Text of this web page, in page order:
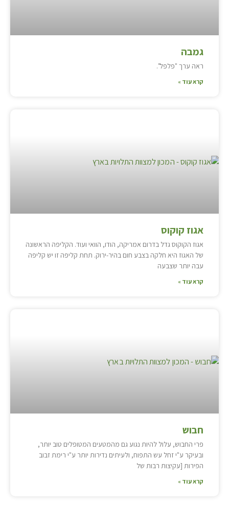
גמבה
ראה ערך "פלפל".
קרא עוד »
אגוז קוקוס
אגוז הקוקוס גדל בדרום אמריקה, הודו, הוואי ועוד. הקליפה הראשונה
של האגוז היא חלקה בצבע חום בהיר-ירוק. תחת קליפה זו יש קליפה
עבה יותר שצבעה
קרא עוד »
חבוש
פרי החבוש, עלול להיות נגוע גם מהמטעים המטופלים טוב יותר,
ובעיקר ע"י זחל עש התפוח, ולעיתים נדירות יותר ע"י רימת זבוב
הפירות [עקיצות רבות של
קרא עוד »